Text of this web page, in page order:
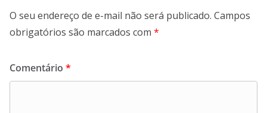
O seu endereço de e-mail não será publicado. Campos
obrigatórios são marcados com *
Comentário *